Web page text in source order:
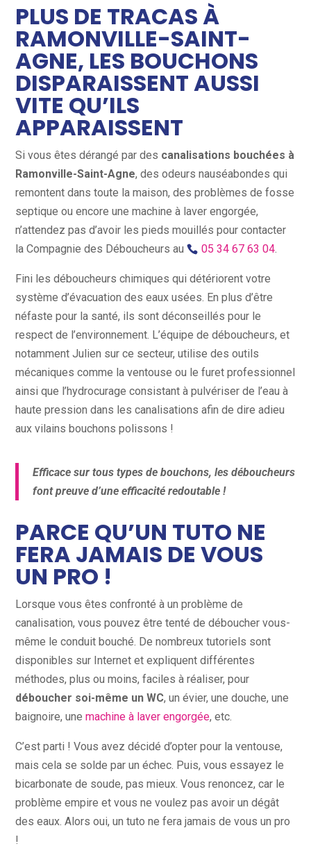
PLUS DE TRACAS À
RAMONVILLE-SAINT-
AGNE, LES BOUCHONS
DISPARAISSENT AUSSI
VITE QU’ILS
APPARAISSENT
Si vous êtes dérangé par des canalisations bouchées à
Ramonville-Saint-Agne, des odeurs nauséabondes qui
remontent dans toute la maison, des problèmes de fosse
septique ou encore une machine à laver engorgée,
n’attendez pas d’avoir les pieds mouillés pour contacter
la Compagnie des Déboucheurs au
05 34 67 63 04.
Fini les déboucheurs chimiques qui détériorent votre
système d’évacuation des eaux usées. En plus d’être
néfaste pour la santé, ils sont déconseillés pour le
respect de l’environnement. L’équipe de déboucheurs, et
notamment Julien sur ce secteur, utilise des outils
mécaniques comme la ventouse ou le furet professionnel
ainsi que l’hydrocurage consistant à pulvériser de l’eau à
haute pression dans les canalisations afin de dire adieu
aux vilains bouchons polissons !
Efficace sur tous types de bouchons, les déboucheurs
font preuve d’une efficacité redoutable !
PARCE QU’UN TUTO NE
FERA JAMAIS DE VOUS
UN PRO !
Lorsque vous êtes confronté à un problème de
canalisation, vous pouvez être tenté de déboucher vous-
même le conduit bouché. De nombreux tutoriels sont
disponibles sur Internet et expliquent différentes
méthodes, plus ou moins, faciles à réaliser, pour
déboucher soi-même un WC, un évier, une douche, une
baignoire, unemachine à laver engorgée, etc.
C’est parti ! Vous avez décidé d’opter pour la ventouse,
mais cela se solde par un échec. Puis, vous essayez le
bicarbonate de soude, pas mieux. Vous renoncez, car le
problème empire et vous ne voulez pas avoir un dégât
des eaux. Alors oui, un tuto ne fera jamais de vous un pro
!